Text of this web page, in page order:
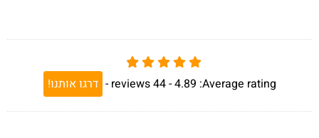
Average rating:
4.89 -
44
reviews
- דרגו אותנו!